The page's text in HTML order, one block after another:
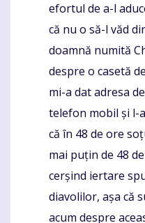
efortul de a-l
că nu o să-l văd
doamnă numită
despre o casetă
mi-a dat adresa
telefon mobil și l-
că în 48 de ore
mai puțin de 48
cerșind iertare
diavolilor, așa că
acum despre